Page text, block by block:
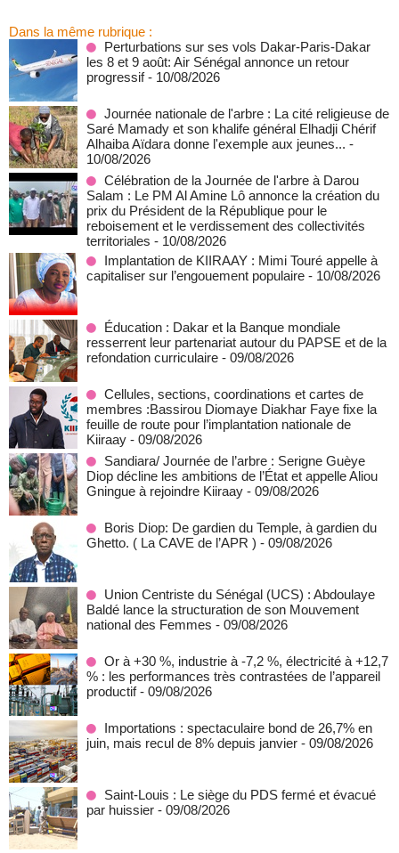
Dans la même rubrique :
Perturbations sur ses vols Dakar-Paris-Dakar
les 8 et 9 août: Air Sénégal annonce un retour
progressif - 10/08/2026
Journée nationale de l'arbre : La cité religieuse de
Saré Mamady et son khalife général Elhadji Chérif
Alhaiba Aïdara donne l'exemple aux jeunes... -
10/08/2026
Célébration de la Journée de l'arbre à Darou
Salam : Le PM Al Amine Lô annonce la création du
prix du Président de la République pour le
reboisement et le verdissement des collectivités
territoriales - 10/08/2026
Implantation de KIIRAAY : Mimi Touré appelle à
capitaliser sur l’engouement populaire - 10/08/2026
Éducation : Dakar et la Banque mondiale
resserrent leur partenariat autour du PAPSE et de la
refondation curriculaire - 09/08/2026
Cellules, sections, coordinations et cartes de
membres :Bassirou Diomaye Diakhar Faye fixe la
feuille de route pour l’implantation nationale de
Kiiraay - 09/08/2026
Sandiara/ Journée de l’arbre : Serigne Guèye
Diop décline les ambitions de l’État et appelle Aliou
Gningue à rejoindre Kiiraay - 09/08/2026
Boris Diop: De gardien du Temple, à gardien du
Ghetto. ( La CAVE de l’APR ) - 09/08/2026
Union Centriste du Sénégal (UCS) : Abdoulaye
Baldé lance la structuration de son Mouvement
national des Femmes - 09/08/2026
Or à +30 %, industrie à -7,2 %, électricité à +12,7
% : les performances très contrastées de l’appareil
productif - 09/08/2026
Importations : spectaculaire bond de 26,7% en
juin, mais recul de 8% depuis janvier - 09/08/2026
Saint-Louis : Le siège du PDS fermé et évacué
par huissier - 09/08/2026